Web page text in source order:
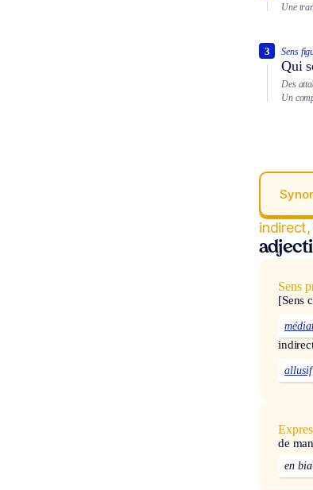
Une
Sens
Qui
3
Des
Un
Sens
[Sens
allusif
de
en